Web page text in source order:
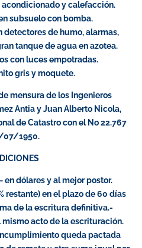
y calefacción.
subsuelo con bomba.
detectores de humo, alarmas,
tanque de agua en azotea.
con luces empotradas.
gris y moquete.
mensura de los Ingenieros
Antia y Juan Alberto Nicola,
de Catastro con el No 22.767
07/1950.
en dólares y al mejor postor.
restante) en el plazo de 60 días
de la escritura definitiva.-
mismo acto de la escrituración.
queda pactada